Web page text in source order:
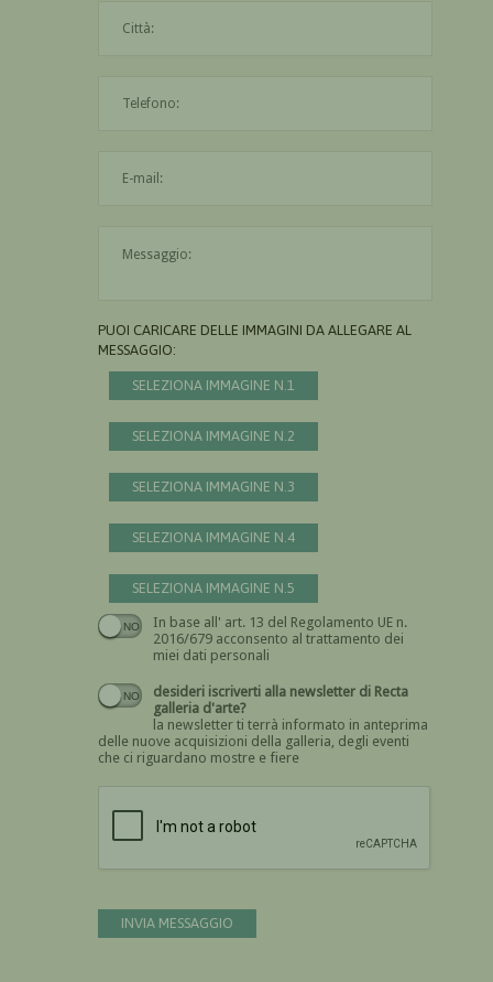
PUOI CARICARE DELLE IMMAGINI DA ALLEGARE AL
MESSAGGIO:
SELEZIONA IMMAGINE N.1
SELEZIONA IMMAGINE N.2
SELEZIONA IMMAGINE N.3
SELEZIONA IMMAGINE N.4
SELEZIONA IMMAGINE N.5
In base all' art. 13 del Regolamento UE n.
2016/679 acconsento al trattamento dei
miei dati personali
Devi dare il consenso
desideri iscriverti alla newsletter di Recta
galleria d'arte?
la newsletter ti terrà informato in anteprima
delle nuove acquisizioni della galleria, degli eventi
che ci riguardano mostre e fiere
INVIA MESSAGGIO